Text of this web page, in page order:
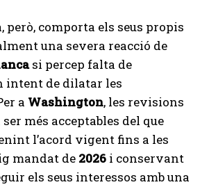
però, comporta els seus propis
una severa reacció de
si percep falta de
intent de dilatar les
a Washington, les revisions
més acceptables del que
l’acord vigent fins a les
mandat de 2026 i conservant
els seus interessos amb una